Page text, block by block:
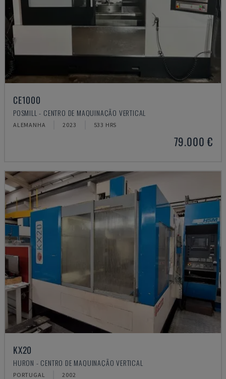
CE1000
POSMILL - CENTRO DE MAQUINAÇÃO VERTICAL
ALEMANHA 2023 533 HRS
79.000 €
KX20
HURON - CENTRO DE MAQUINAÇÃO VERTICAL
PORTUGAL 2002